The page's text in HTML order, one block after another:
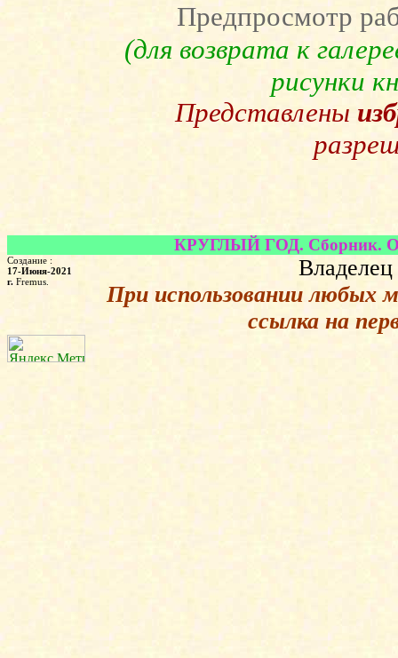
Предпросмотр
(для возврата к
рисунки
Представлены
КРУГЛЫЙ ГОД. Сборник.
Создание :
17-Июня-2021
г. Fremus.
При использовании любых
ссылка на